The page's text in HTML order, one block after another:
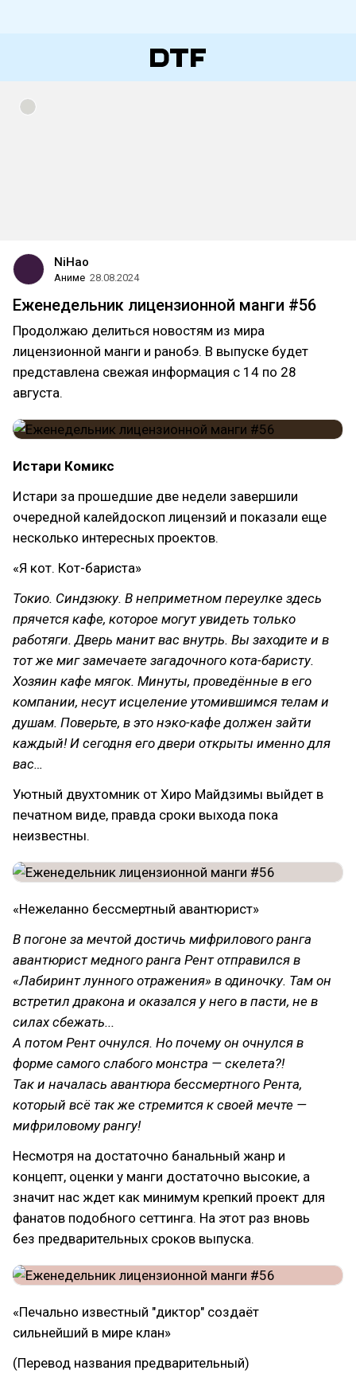
NiHao
Аниме 28.08.2024
Еженедельник лицензионной манги #56
Продолжаю делиться новостям из мира
лицензионной манги и ранобэ. В выпуске будет
представлена свежая информация с 14 по 28
августа.
Истари Комикс
Истари за прошедшие две недели завершили
очередной калейдоскоп лицензий и показали еще
несколько интересных проектов.
«Я кот. Кот-бариста»
Токио. Синдзюку. В неприметном переулке здесь
прячется кафе, которое могут увидеть только
работяги. Дверь манит вас внутрь. Вы заходите и в
тот же миг замечаете загадочного кота-баристу.
Хозяин кафе мягок. Минуты, проведённые в его
компании, несут исцеление утомившимся телам и
душам. Поверьте, в это нэко-кафе должен зайти
каждый! И сегодня его двери открыты именно для
вас…
Уютный двухтомник от Хиро Майдзимы выйдет в
печатном виде, правда сроки выхода пока
неизвестны.
«Нежеланно бессмертный авантюрист»
В погоне за мечтой достичь мифрилового ранга
авантюрист медного ранга Рент отправился в
«Лабиринт лунного отражения» в одиночку. Там он
встретил дракона и оказался у него в пасти, не в
силах сбежать...
А потом Рент очнулся. Но почему он очнулся в
форме самого слабого монстра — скелета?!
Так и началась авантюра бессмертного Рента,
который всё так же стремится к своей мечте —
мифриловому рангу!
Несмотря на достаточно банальный жанр и
концепт, оценки у манги достаточно высокие, а
значит нас ждет как минимум крепкий проект для
фанатов подобного сеттинга. На этот раз вновь
без предварительных сроков выпуска.
«Печально известный "диктор" создаёт
сильнейший в мире клан»
(Перевод названия предварительный)